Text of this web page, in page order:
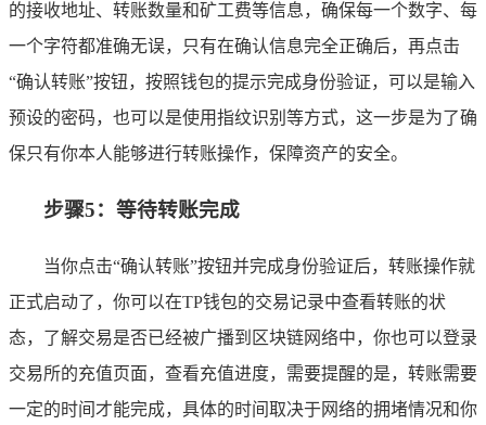
的接收地址、转账数量和矿工费等信息，确保每一个数字、每
一个字符都准确无误，只有在确认信息完全正确后，再点击
“确认转账”按钮，按照钱包的提示完成身份验证，可以是输入
预设的密码，也可以是使用指纹识别等方式，这一步是为了确
保只有你本人能够进行转账操作，保障资产的安全。
步骤5：等待转账完成
当你点击“确认转账”按钮并完成身份验证后，转账操作就
正式启动了，你可以在TP钱包的交易记录中查看转账的状
态，了解交易是否已经被广播到区块链网络中，你也可以登录
交易所的充值页面，查看充值进度，需要提醒的是，转账需要
一定的时间才能完成，具体的时间取决于网络的拥堵情况和你